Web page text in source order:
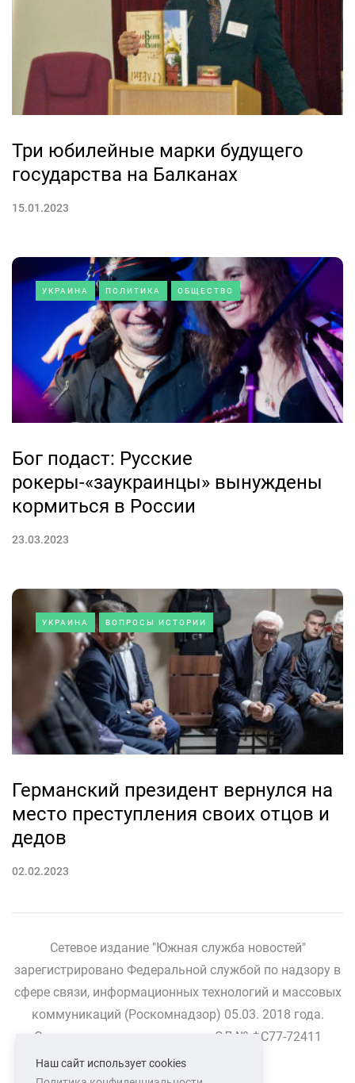
Три юбилейные марки будущего
государства на Балканах
15.01.2023
УКРАИНА ПОЛИТИКА ОБЩЕСТВО
Бог подаст: Русские
рокеры-«заукраинцы» вынуждены
кормиться в России
23.03.2023
УКРАИНА ВОПРОСЫ ИСТОРИИ
Германский президент вернулся на
место преступления своих отцов и
дедов
02.02.2023
Сетевое издание "Южная служба новостей"
зарегистрировано Федеральной службой по надзору в
сфере связи, информационных технологий и массовых
коммуникаций (Роскомнадзор) 05.03. 2018 года.
Свидетельство о регистрации ЭЛ № ФС77-72411
Наш сайт использует cookies